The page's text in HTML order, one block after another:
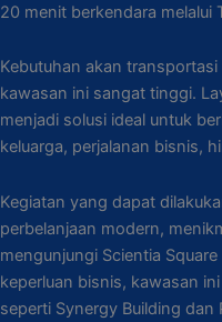
20 menit berkendara melalui
Kebutuhan akan
kawasan ini sangat tinggi.
menjadi solusi ideal untuk
keluarga, perjalanan bisnis,
Kegiatan yang dapat
perbelanjaan modern,
mengunjungi Scientia
keperluan bisnis, kawasan
seperti Synergy Building dan